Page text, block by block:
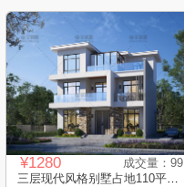
¥1280
成交量：99
三层现代风格别墅占地110平框架结构设计..